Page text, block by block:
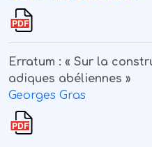
Erratum : « Sur la
adiques abéliennes »
Georges Gras